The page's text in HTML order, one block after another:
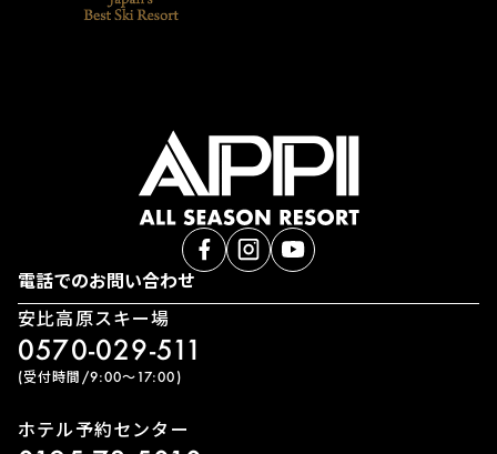
電話でのお問い合わせ
安比高原スキー場
0570-029-511
(受付時間/9:00〜17:00)
ホテル予約センター